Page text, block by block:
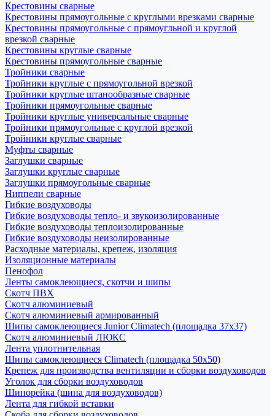
Крестовины сварные
Крестовины прямоугольные с круглыми врезками сварные
Крестовины прямоугольные с прямоугльной и круглой
врезкой сварные
Крестовины круглые сварные
Крестовины прямоугольные сварные
Тройники сварные
Тройники круглые с прямоугольной врезкой
Тройники круглые штанообразные сварные
Тройники прямоугольные сварные
Тройники круглые универсальные сварные
Тройники прямоугольные с круглой врезкой
Тройники круглые сварные
Муфты сварные
Заглушки сварные
Заглушки круглые сварные
Заглушки прямоугольные сварные
Ниппели сварные
Гибкие воздуховоды
Гибкие воздуховоды тепло- и звукоизолированные
Гибкие воздуховоды теплоизолированные
Гибкие воздуховоды неизолированные
Расходные материалы, крепеж, изоляция
Изоляционные материалы
Пенофол
Ленты самоклеющиеся, скотчи и шипы
Скотч ПВХ
Скотч алюминиевый
Скотч алюминиевый армированный
Шипы самоклеющиеся Junior Climatech (площадка 37х37)
Скотч алюминиевый ЛЮКС
Лента уплотнительная
Шипы самоклеющиеся Climatech (площадка 50х50)
Крепеж для производства вентиляции и сборки воздуховодов
Уголок для сборки воздуховодов
Шинорейка (шина для воздуховодов)
Лента для гибкой вставки